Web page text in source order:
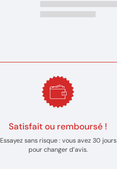
Satisfait ou remboursé !
Essayez sans risque : vous avez 30 jours
pour changer d’avis.